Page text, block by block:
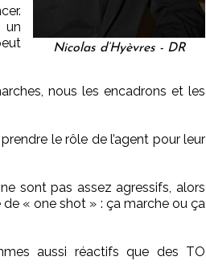
Nicolas d’Hyèvres - DR
nous les encadrons et les
le rôle de l’agent pour leur
sont pas assez agressifs, alors
« one shot » : ça marche ou ça
aussi réactifs que des TO